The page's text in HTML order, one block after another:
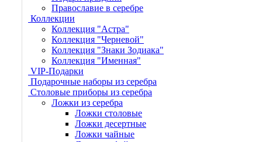
Православие в серебре
Коллекции
Коллекция "Астра"
Коллекция "Черневой"
Коллекция "Знаки Зодиака"
Коллекция "Именная"
VIP-Подарки
Подарочные наборы из серебра
Столовые приборы из серебра
Ложки из серебра
Ложки столовые
Ложки десертные
Ложки чайные